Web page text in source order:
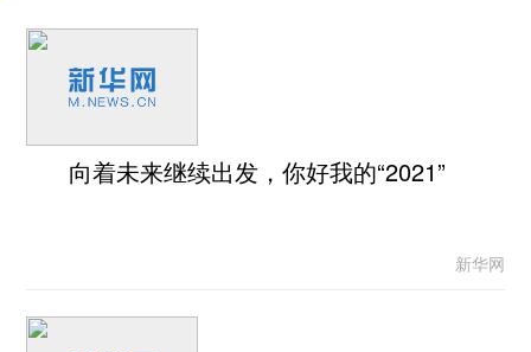
向着未来继续出发，你好我的“2021”
新华网